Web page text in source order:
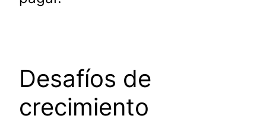
Desafíos de
crecimiento